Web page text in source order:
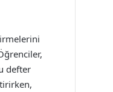
defter